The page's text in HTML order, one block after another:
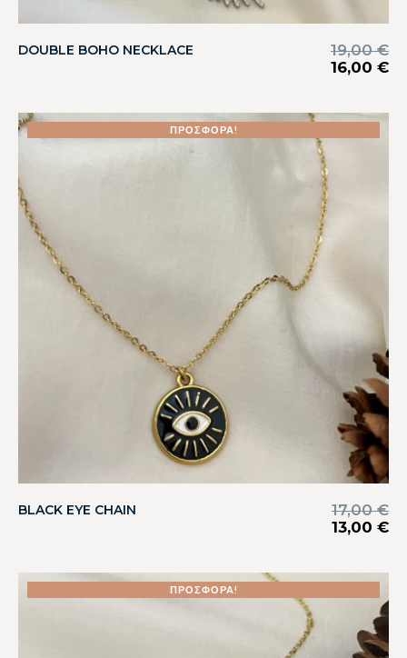
DOUBLE BOHO NECKLACE 19,00€
16,00 €
ΠΡΟΣΦΟΡΆ!
BLACK EYE CHAIN 17,00€
13,00 €
ΠΡΟΣΦΟΡΆ!